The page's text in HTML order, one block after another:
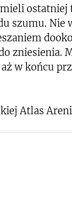
ostatniej
szumu. Nie
zniesienia.
w końcu
Atlas